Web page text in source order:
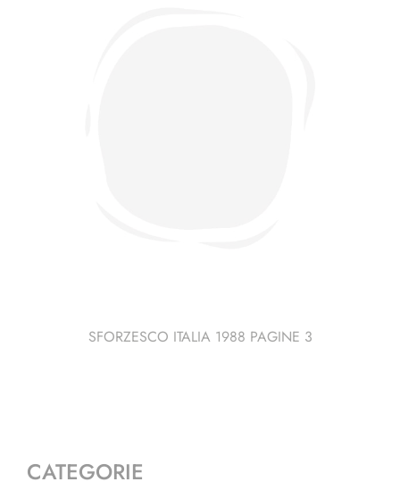
SFORZESCO ITALIA 1988 PAGINE 3
CATEGORIE